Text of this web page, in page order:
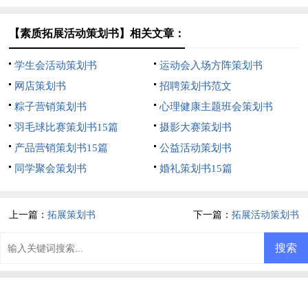
【素质拓展活动策划书】相关文章：
学生会活动策划书
运动会入场方阵策划书
网店策划书
招聘策划书范文
粽子营销策划书
心理健康主题班会策划书
羽毛球比赛策划书15篇
摄影大赛策划书
产品营销策划书15篇
公益活动策划书
同学聚会策划书
婚礼策划书15篇
上一篇：拓展策划书 下一篇： 拓展活动策划书